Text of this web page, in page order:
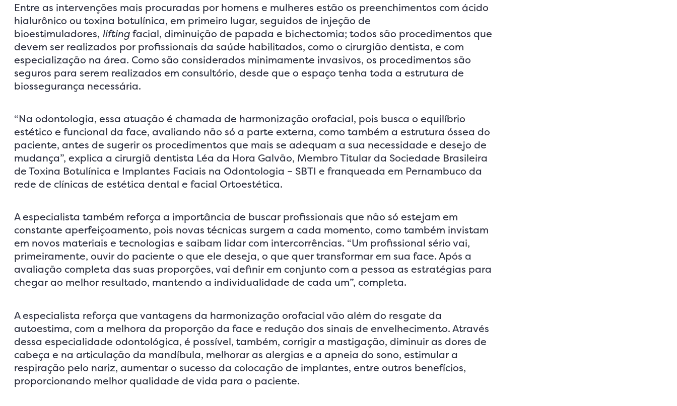
Entre as intervenções mais procuradas por homens e mulheres estão os preenchimentos com ácido
hialurônico ou toxina botulínica, em primeiro lugar, seguidos de injeção de
bioestimuladores, liftingfacial, diminuição de papada e bichectomia; todos são procedimentos que
devem ser realizados por profissionais da saúde habilitados, como o cirurgião dentista, e com
especialização na área. Como são considerados minimamente invasivos, os procedimentos são
seguros para serem realizados em consultório, desde que o espaço tenha toda a estrutura de
biossegurança necessária.
“Na odontologia, essa atuação é chamada de harmonização orofacial, pois busca o equilíbrio
estético e funcional da face, avaliando não só a parte externa, como também a estrutura óssea do
paciente, antes de sugerir os procedimentos que mais se adequam a sua necessidade e desejo de
mudança”, explica a cirurgiã dentista Léa da Hora Galvão, Membro Titular da Sociedade Brasileira
de Toxina Botulínica e Implantes Faciais na Odontologia – SBTI e franqueada em Pernambuco da
rede de clínicas de estética dental e facial Ortoestética.
A especialista também reforça a importância de buscar profissionais que não só estejam em
constante aperfeiçoamento, pois novas técnicas surgem a cada momento, como também invistam
em novos materiais e tecnologias e saibam lidar com intercorrências. “Um profissional sério vai,
primeiramente, ouvir do paciente o que ele deseja, o que quer transformar em sua face. Após a
avaliação completa das suas proporções, vai definir em conjunto com a pessoa as estratégias para
chegar ao melhor resultado, mantendo a individualidade de cada um”, completa.
A especialista reforça que vantagens da harmonização orofacial vão além do resgate da
autoestima, com a melhora da proporção da face e redução dos sinais de envelhecimento. Através
dessa especialidade odontológica, é possível, também, corrigir a mastigação, diminuir as dores de
cabeça e na articulação da mandíbula, melhorar as alergias e a apneia do sono, estimular a
respiração pelo nariz, aumentar o sucesso da colocação de implantes, entre outros benefícios,
proporcionando melhor qualidade de vida para o paciente.